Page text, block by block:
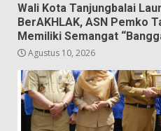
Wali Kota Tanjungbalai
BerAKHLAK, ASN Pemko
Memiliki Semangat
Agustus 10, 2026